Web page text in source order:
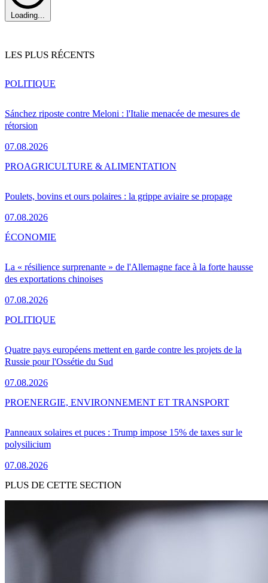
Loading...
LES PLUS RÉCENTS
Sánchez riposte contre Meloni : l'Italie menacée de mesures de
rétorsion
07.08.2026
POLITIQUE
Poulets, bovins et ours polaires : la grippe aviaire se propage
07.08.2026
PROAGRICULTURE & ALIMENTATION
La « résilience surprenante » de l'Allemagne face à la forte hausse
des exportations chinoises
07.08.2026
ÉCONOMIE
Quatre pays européens mettent en garde contre les projets de la
Russie pour l'Ossétie du Sud
07.08.2026
POLITIQUE
Panneaux solaires et puces : Trump impose 15% de taxes sur le
polysilicium
07.08.2026
PROENERGIE, ENVIRONNEMENT ET TRANSPORT
PLUS DE CETTE SECTION